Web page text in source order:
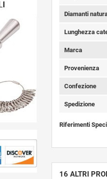
Diamanti
Lunghezza
Marca
Provenienza
Confezione
Spedizione
Riferimenti
16 ALTRI